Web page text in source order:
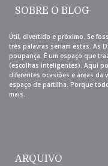
SOBRE O BLOG
Útil, divertido e próximo. Se
três palavras seriam estas. As
poupança. É um espaço que
(escolhas inteligentes). Aqui
diferentes ocasiões e áreas da
espaço de partilha. Porque
mais.
ARQUIVO